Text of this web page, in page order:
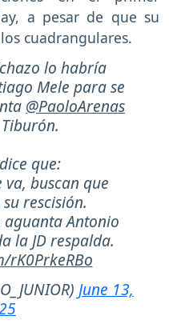
a pesar de que su
cuadrangulares.
lo habría
Mele para se
@PaoloArenas
que:
va, buscan que
rescisión.
aguanta Antonio
la JD respalda.
rK0PrkeRBo
June 13,